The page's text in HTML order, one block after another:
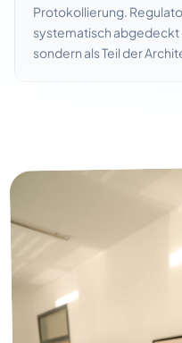
Protokollierung.
systematisch abgedeckt
sondern als Teil der